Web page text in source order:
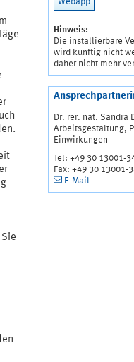
Hinweis:
Die installierbare
wird künftig nicht
daher nicht mehr
Dr. rer. nat. Sandra
Arbeitsgestaltung,
Einwirkungen
Tel: +49 30 13001-
Fax: +49 30 13001-
E-Mail